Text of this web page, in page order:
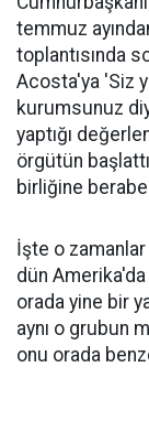
temmuz
toplantısında
Acosta'ya 'Siz
kurumsunuz
yaptığı
örgütün
birliğine
İşte o zamanlar
dün Amerika'da
orada yine bir
aynı o grubun
onu orada